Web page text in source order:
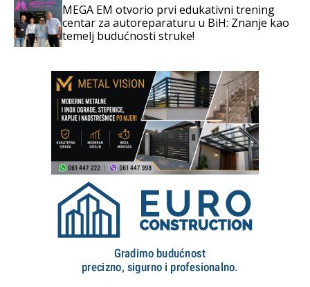
MEGA EM otvorio prvi edukativni trening
centar za autoreparaturu u BiH: Znanje kao
temelj budućnosti struke!